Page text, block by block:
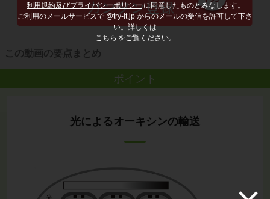
利用規約及びプライバシーポリシー に同意したものとみなします。
ご利用のメールサービスで @try-it.jp からのメールの受信を許可して下さ
い。詳しくは
こちら をご覧ください。
この動画の要点まとめ
ポイント
光によるオーキシンの輸送